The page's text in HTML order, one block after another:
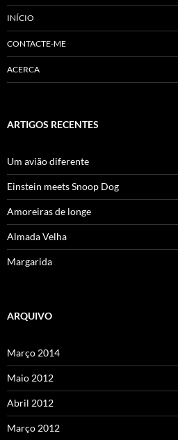
INÍCIO
CONTACTE-ME
ACERCA
ARTIGOS RECENTES
Um avião diferente
Einstein meets Snoop Dog
Amoreiras de longe
Almada Velha
Margarida
ARQUIVO
Março 2014
Maio 2012
Abril 2012
Março 2012